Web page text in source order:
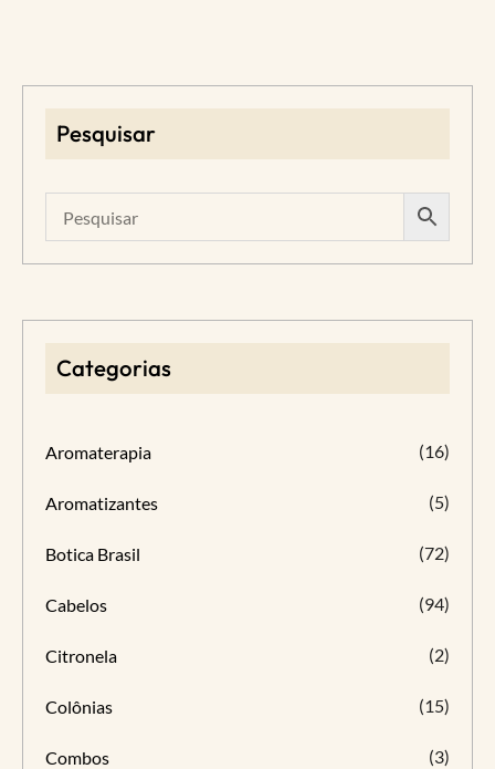
Pesquisar
Categorias
Aromaterapia (16)
Aromatizantes (5)
Botica Brasil (72)
Cabelos (94)
Citronela (2)
Colônias (15)
Combos (3)